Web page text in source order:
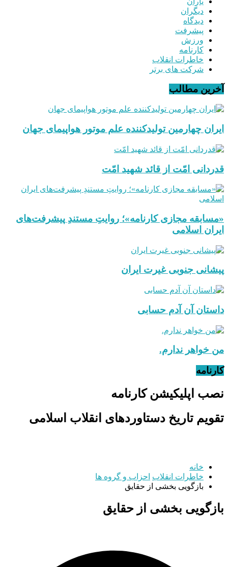
دیگران
دیدگاه
پیشرفت
ورزش
کارنامه
خاطرات انقلاب
شرکت های برتر
آخرین مطالب
ایران چهارمین تولیدکننده علم موتور هواپیمای جهان
قدردانی امّت از قائد شهید امّت
«مسابقه مجازی کارنامه»؛ روایتِ مستندِ پیشرفت‌های
ایران اسلامی
پیشانی جنوبی غیرت ایران
داستان آن آدم حسابی
من خواهر ندارم.
کارنامه
نصب اپلیکیشن کارنامه
تقویم تاریخ دستاوردهای انقلاب اسلامی
خانه
خاطرات انقلاب احزاب و گروه ها
بازگویی بخشی از حقایق
بازگویی بخشی از حقایق